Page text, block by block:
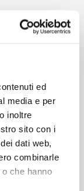
ed
media e per
inoltre
sito con i
dati web,
combinarle
che hanno